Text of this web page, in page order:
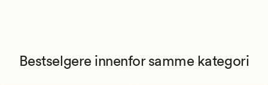
Bestselgere innenfor samme kategori